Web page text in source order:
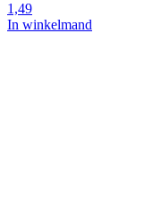
1,49
In winkelmand